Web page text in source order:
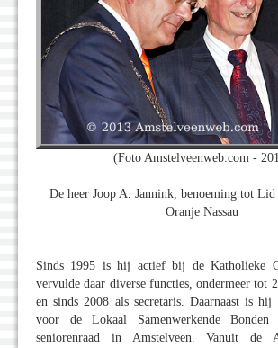
(Foto Amstelveenweb.com -
De heer Joop A. Jannink, benoeming tot
Oranje Nassau
Sinds 1995 is hij actief bij de Katholieke
vervulde daar diverse functies, ondermeer tot
en sinds 2008 als secretaris. Daarnaast is hij
voor de Lokaal Samenwerkende
seniorenraad in Amstelveen. Vanuit de